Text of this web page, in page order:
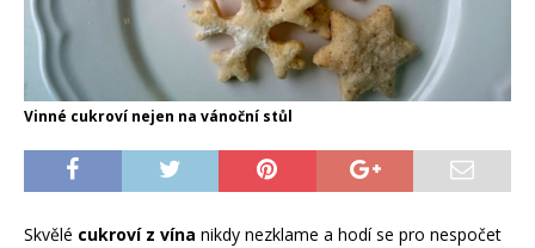
Vinné cukroví nejen na vánoční stůl
Skvělé cukroví z vína nikdy nezklame a hodí se pro nespočet